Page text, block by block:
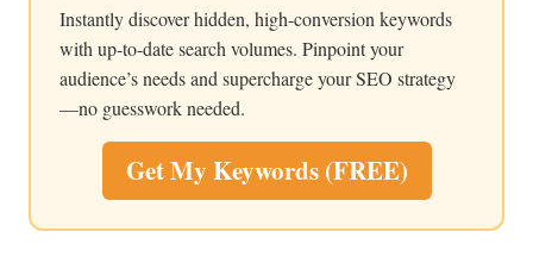
Instantly discover hidden, high-conversion keywords
with up-to-date search volumes. Pinpoint your
audience’s needs and supercharge your SEO strategy
—no guesswork needed.
Get My Keywords (FREE)